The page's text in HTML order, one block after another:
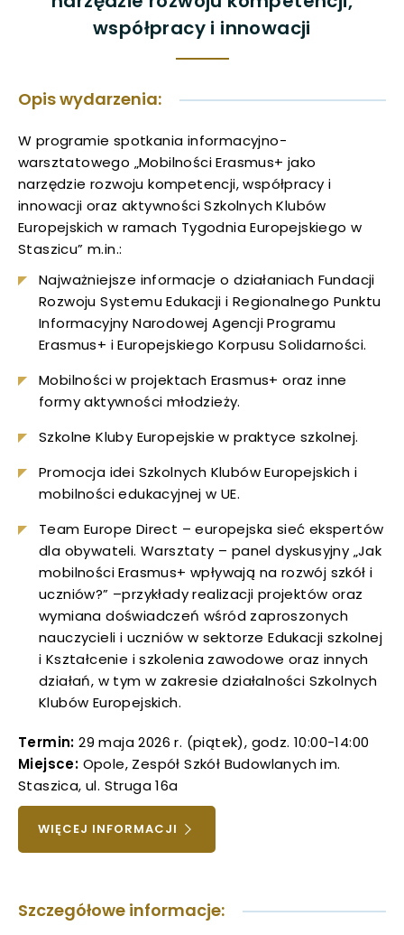
uwaga, link otwiera się w nowej karcie
uwaga, link otwiera się w nowej karcie
uwaga, link otwiera się w nowej karcie
uwaga, link otwiera się w nowej karcie
uwaga, link otwiera się w nowej karcie
uwaga, link otwiera się w nowej karcie
uwaga, link otwiera się w nowej karcie
uwaga, link otwiera się w nowej karcie
uwaga, link otwiera się w nowej karcie
uwaga, link otwiera się w nowej karcie
uwaga, link otwiera się w nowej karcie
uwaga, link otwiera się w nowej karcie
uwaga, link otwiera się w nowej karcie
uwaga, link otwiera się w nowej karcie
uwaga, link otwiera się w nowej karcie
uwaga, link otwiera się w nowej karcie
współpracy i innowacji
Opis wydarzenia:
W programie spotkania informacyjno-
warsztatowego „Mobilności Erasmus+ jako
narzędzie rozwoju kompetencji, współpracy i
innowacji oraz aktywności Szkolnych Klubów
Europejskich w ramach Tygodnia Europejskiego w
Staszicu” m.in.:
Najważniejsze informacje o działaniach Fundacji
Rozwoju Systemu Edukacji i Regionalnego Punktu
Informacyjny Narodowej Agencji Programu
Erasmus+ i Europejskiego Korpusu Solidarności.
Mobilności w projektach Erasmus+ oraz inne
formy aktywności młodzieży.
Szkolne Kluby Europejskie w praktyce szkolnej.
Promocja idei Szkolnych Klubów Europejskich i
mobilności edukacyjnej w UE.
Team Europe Direct – europejska sieć ekspertów
dla obywateli. Warsztaty – panel dyskusyjny „Jak
mobilności Erasmus+ wpływają na rozwój szkół i
uczniów?” –przykłady realizacji projektów oraz
wymiana doświadczeń wśród zaproszonych
nauczycieli i uczniów w sektorze Edukacji szkolnej
i Kształcenie i szkolenia zawodowe oraz innych
działań, w tym w zakresie działalności Szkolnych
Klubów Europejskich.
Termin: 29 maja 2026 r. (piątek), godz. 10:00-14:00
Miejsce: Opole, Zespół Szkół Budowlanych im.
Staszica, ul. Struga 16a
WIĘCEJ INFORMACJI UWAGA,
W
Szczegółowe informacje: